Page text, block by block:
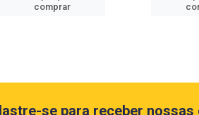
comprar
se para receber